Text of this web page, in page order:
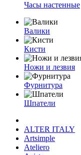
Часы настенные
Валики
Кисти
Ножи и лезвия
Фурнитура
Шпатели
ALTER ITALY
Artsimple
Ateliero